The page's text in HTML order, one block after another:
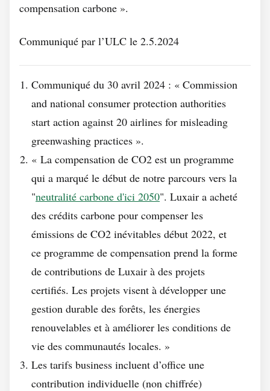
compensation carbone ».
Communiqué par l’ULC le 2.5.2024
Communiqué du 30 avril 2024 : « Commission
and national consumer protection authorities
start action against 20 airlines for misleading
greenwashing practices ».
« La compensation de CO2 est un programme
qui a marqué le début de notre parcours vers la
"neutralité carbone d'ici 2050". Luxair a acheté
des crédits carbone pour compenser les
émissions de CO2 inévitables début 2022, et
ce programme de compensation prend la forme
de contributions de Luxair à des projets
certifiés. Les projets visent à développer une
gestion durable des forêts, les énergies
renouvelables et à améliorer les conditions de
vie des communautés locales. »
Les tarifs business incluent d’office une
contribution individuelle (non chiffrée)